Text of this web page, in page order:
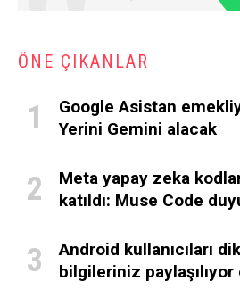
ÖNE ÇIKANLAR
Google Asistan
Yerini Gemini alacak
Meta yapay zeka
katıldı: Muse Code
Android kullanıcıları
bilgileriniz